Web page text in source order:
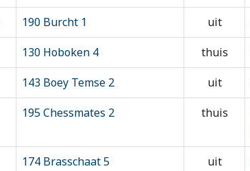
190 Burcht 1 uit
130 Hoboken 4 thuis
143 Boey Temse 2 uit
195 Chessmates 2 thuis
174 Brasschaat 5 uit